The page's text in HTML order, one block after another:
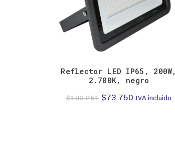
Reflector LED IP65, 200W,
2.700K, negro
$103.251 El
$73.750 El
IVA incluido